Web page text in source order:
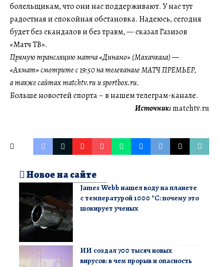
болельщикам, что они нас поддерживают. У нас тут
радостная и спокойная обстановка. Надеюсь, сегодня
будет без скандалов и без травм, — сказал Газизов
«Матч ТВ».
Прямую трансляцию матча «Динамо» (Махачкала) —
«Ахмат» смотрите с 19:50 на телеканале МАТЧ ПРЕМЬЕР,
а также сайтах matchtv.ru и sportbox.ru.
Больше новостей спорта – в нашем телеграм-канале.
Источник:matchtv.ru
Новое на сайте
James Webb нашел воду на планете
с температурой 1000 °C: почему это
шокирует ученых
ИИ создал 700 тысяч новых
вирусов: в чем прорыв и опасность